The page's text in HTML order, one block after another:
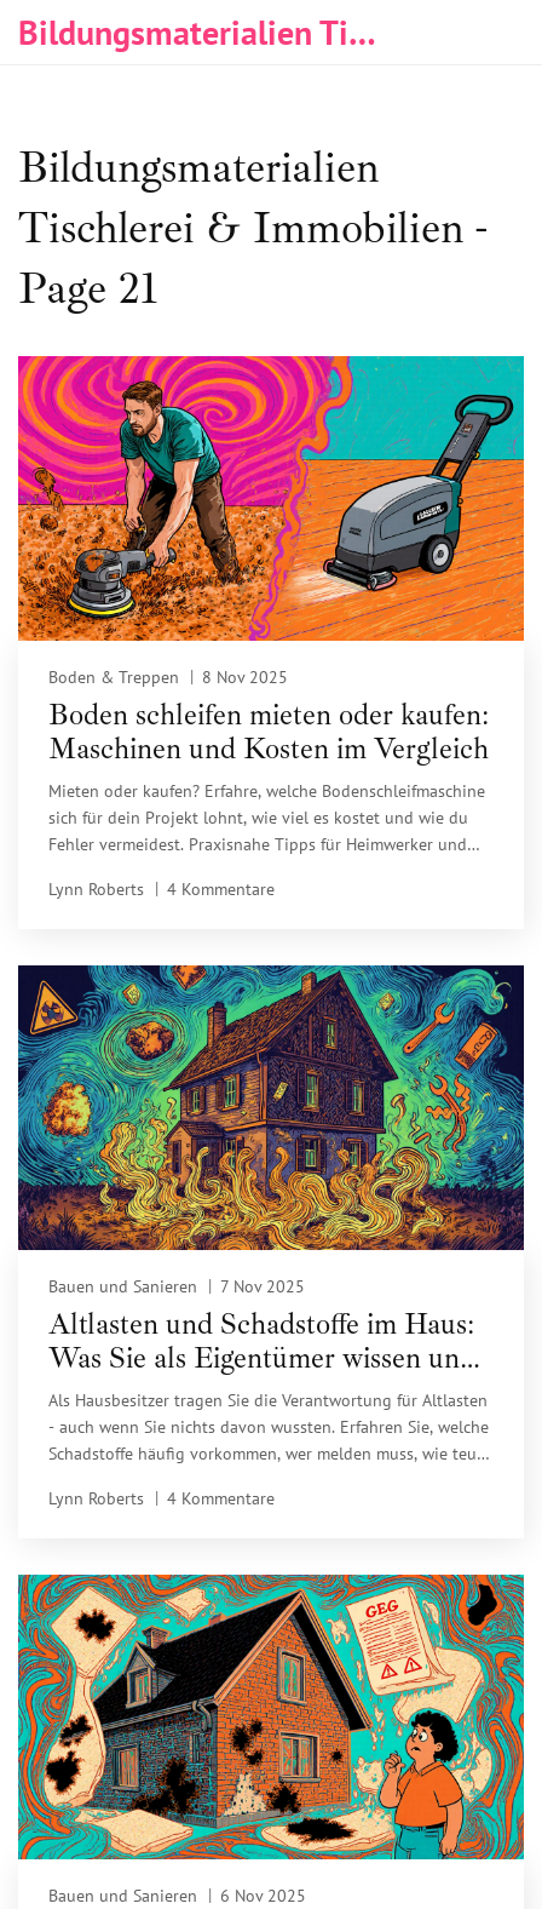
Bildungsmaterialien Tischlerei & Immobilien
Bildungsmaterialien
Tischlerei & Immobilien -
Page 21
Boden & Treppen 8 Nov 2025
Boden schleifen mieten oder kaufen:
Maschinen und Kosten im Vergleich
Mieten oder kaufen? Erfahre, welche Bodenschleifmaschine
sich für dein Projekt lohnt, wie viel es kostet und wie du
Fehler vermeidest. Praxisnahe Tipps für Heimwerker und
Lynn Roberts
4 Kommentare
Bauen und Sanieren 7 Nov 2025
Altlasten und Schadstoffe im Haus:
Was Sie als Eigentümer wissen und
tun müssen
Als Hausbesitzer tragen Sie die Verantwortung für Altlasten
- auch wenn Sie nichts davon wussten. Erfahren Sie, welche
Schadstoffe häufig vorkommen, wer melden muss, wie teuer
schützen.
Lynn Roberts 4 Kommentare
Bauen und Sanieren 6 Nov 2025